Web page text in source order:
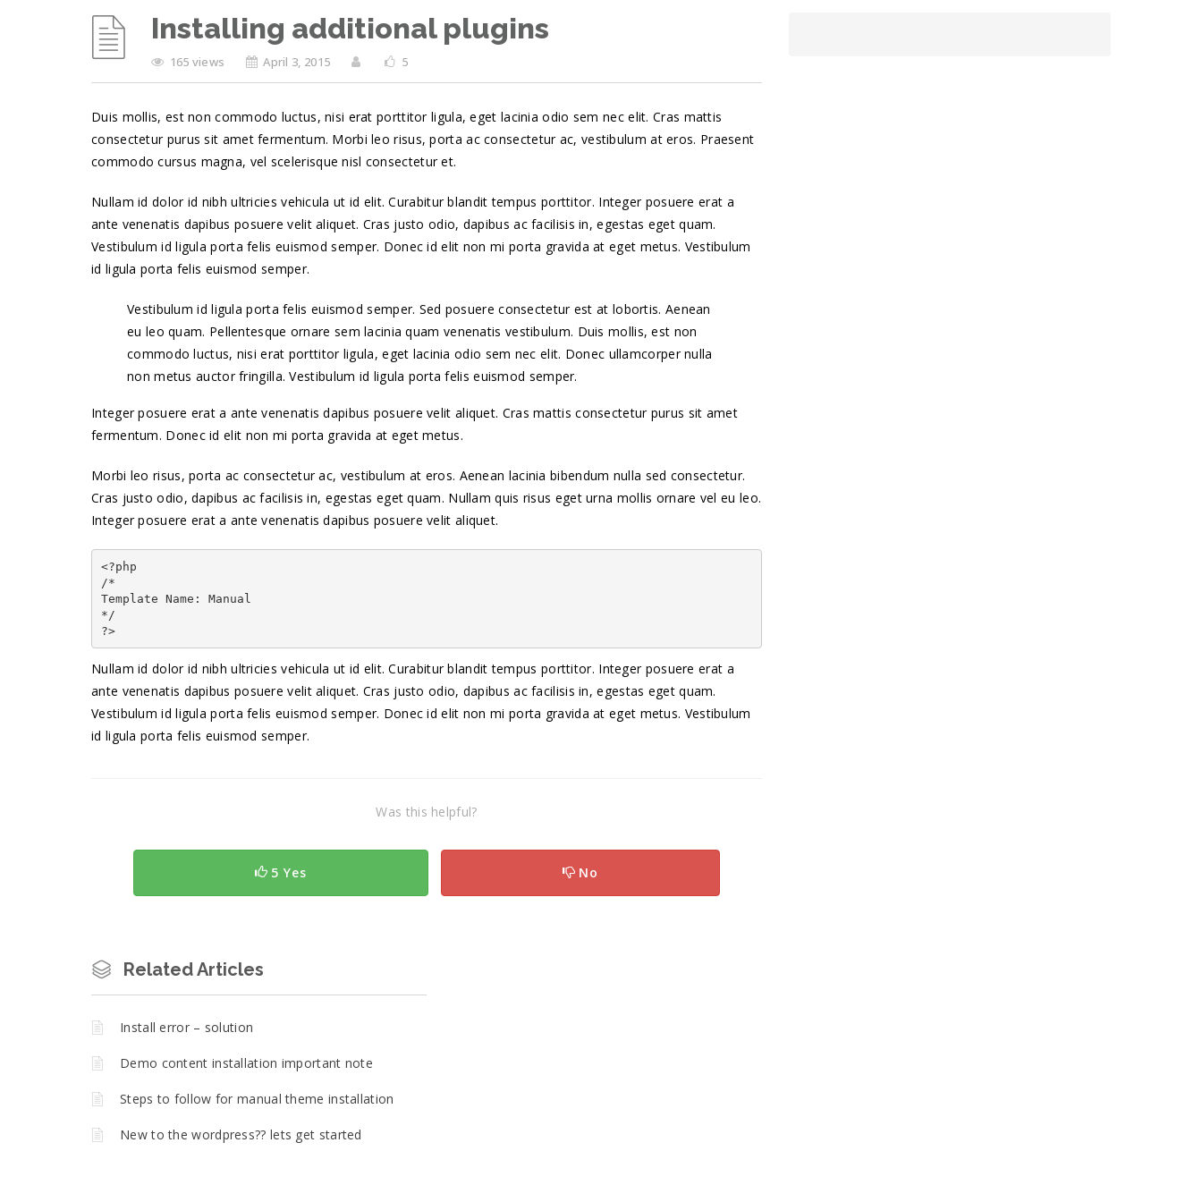
Installing additional plugins
165 views April 3, 2015 5
Duis mollis, est non commodo luctus, nisi erat porttitor ligula, eget lacinia odio sem nec elit. Cras mattis
consectetur purus sit amet fermentum. Morbi leo risus, porta ac consectetur ac, vestibulum at eros. Praesent
commodo cursus magna, vel scelerisque nisl consectetur et.
Nullam id dolor id nibh ultricies vehicula ut id elit. Curabitur blandit tempus porttitor. Integer posuere erat a
ante venenatis dapibus posuere velit aliquet. Cras justo odio, dapibus ac facilisis in, egestas eget quam.
Vestibulum id ligula porta felis euismod semper. Donec id elit non mi porta gravida at eget metus. Vestibulum
id ligula porta felis euismod semper.
Vestibulum id ligula porta felis euismod semper. Sed posuere consectetur est at lobortis. Aenean
eu leo quam. Pellentesque ornare sem lacinia quam venenatis vestibulum. Duis mollis, est non
commodo luctus, nisi erat porttitor ligula, eget lacinia odio sem nec elit. Donec ullamcorper nulla
non metus auctor fringilla. Vestibulum id ligula porta felis euismod semper.
Integer posuere erat a ante venenatis dapibus posuere velit aliquet. Cras mattis consectetur purus sit amet
fermentum. Donec id elit non mi porta gravida at eget metus.
Morbi leo risus, porta ac consectetur ac, vestibulum at eros. Aenean lacinia bibendum nulla sed consectetur.
Cras justo odio, dapibus ac facilisis in, egestas eget quam. Nullam quis risus eget urna mollis ornare vel eu leo.
Integer posuere erat a ante venenatis dapibus posuere velit aliquet.
<?php
/*
Template Name: Manual
*/
?>
Nullam id dolor id nibh ultricies vehicula ut id elit. Curabitur blandit tempus porttitor. Integer posuere erat a
ante venenatis dapibus posuere velit aliquet. Cras justo odio, dapibus ac facilisis in, egestas eget quam.
Vestibulum id ligula porta felis euismod semper. Donec id elit non mi porta gravida at eget metus. Vestibulum
id ligula porta felis euismod semper.
Was this helpful?
5 Yes No
Related Articles
Install error – solution
Demo content installation important note
Steps to follow for manual theme installation
New to the wordpress?? lets get started